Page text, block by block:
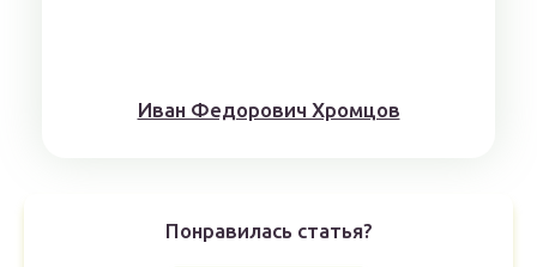
Иван Федорович Хромцов
Понравилась статья?